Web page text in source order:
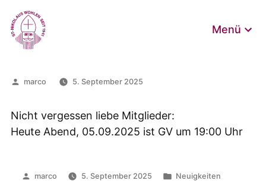
Inhalt
springen
Menü
Veröffentlicht
marco 5. September 2025
Nicht vergessen liebe Mitglieder:
Heute Abend, 05.09.2025 ist GV um 19:00 Uhr
Veröffentlicht
marco 5. September 2025
Veröffentlicht
Neuigkeiten